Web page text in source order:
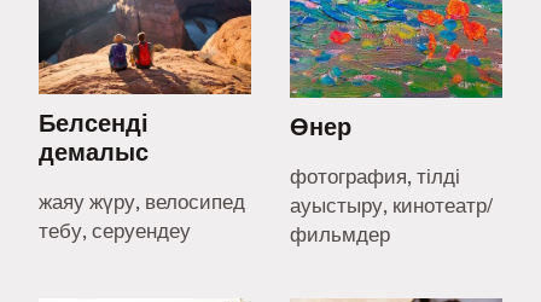
Белсенді
демалыс
жаяу жүру, велосипед
тебу, серуендеу
Өнер
фотография, тілді
ауыстыру, кинотеатр/
фильмдер